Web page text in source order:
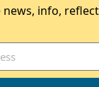
news, info,